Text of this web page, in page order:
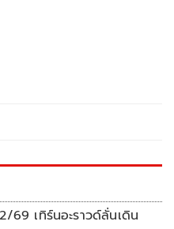
69 เทิร์นอะราวด์ลั่นเดิน